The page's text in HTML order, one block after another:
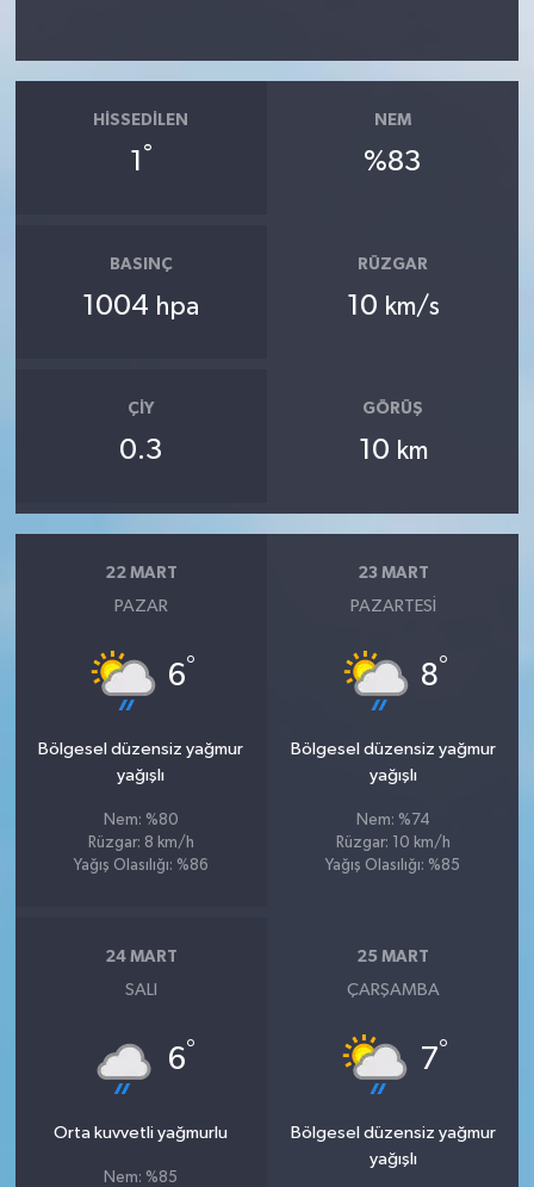
HISSEDILEN
1 °
NEM
%83
BASINÇ
1004 hpa
RÜZGAR
10 km/s
ÇIY
0.3
GÖRÜŞ
10 km
22 MART
PAZAR
6°
Bölgesel düzensiz yağmur
yağışlı
Nem: %80
Rüzgar: 8 km/h
Yağış Olasılığı: %86
23 MART
PAZARTESI
8°
Bölgesel düzensiz yağmur
yağışlı
Nem: %74
Rüzgar: 10 km/h
Yağış Olasılığı: %85
24 MART
SALI
6°
Orta kuvvetli yağmurlu
Nem: %85
25 MART
ÇARŞAMBA
7°
Bölgesel düzensiz yağmur
yağışlı